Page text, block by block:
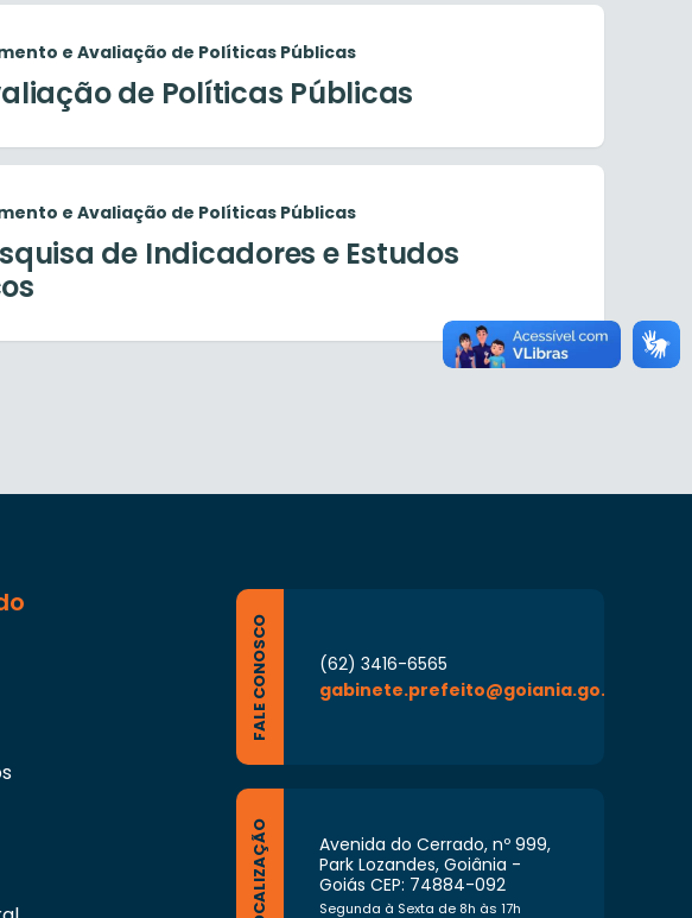
e Avaliação de Políticas Públicas
de Políticas Públicas
e Avaliação de Políticas Públicas
de Indicadores e Estudos
FALE CONOSCO
(62) 3416-6565
gabinete.prefeito@goiania.go.gov.br
LOCALIZAÇÃO
Avenida do Cerrado, nº 999,
Park Lozandes, Goiânia -
Goiás CEP: 74884-092
Segunda à Sexta de 8h às 17h